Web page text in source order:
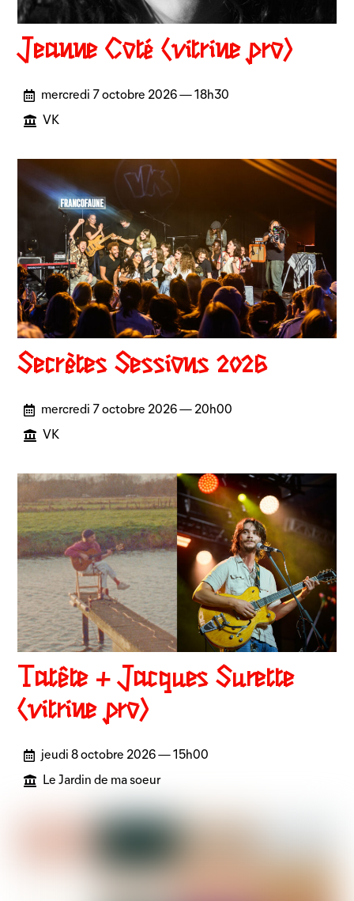
Jeanne Côté (vitrine pro)
mercredi 7 octobre 2026 — 18h30
VK
Secrètes Sessions 2026
mercredi 7 octobre 2026 — 20h00
VK
Tatête + Jacques Surette
(vitrine pro)
jeudi 8 octobre 2026 — 15h00
Le Jardin de ma soeur